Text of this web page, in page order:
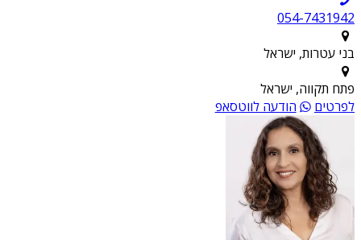
054-7431942
בני עטרות, ישראל
פתח תקווה, ישראל
לפרטים
הודעה לווטסאפ